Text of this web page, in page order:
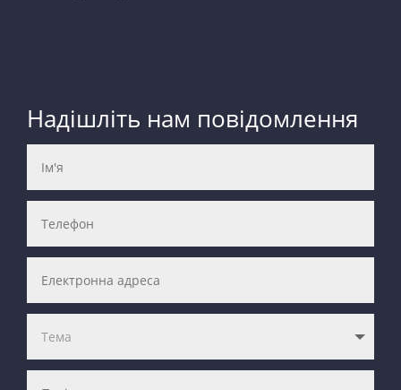
Надішліть нам повідомлення